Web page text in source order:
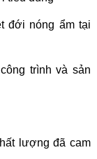
đới nóng ẩm tại
trình và sản
lượng đã cam